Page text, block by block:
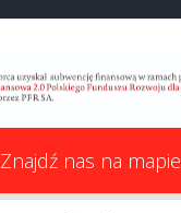
Znajdź nas na mapie